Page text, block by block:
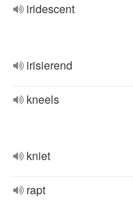
iridescent
irisierend
kneels
kniet
rapt